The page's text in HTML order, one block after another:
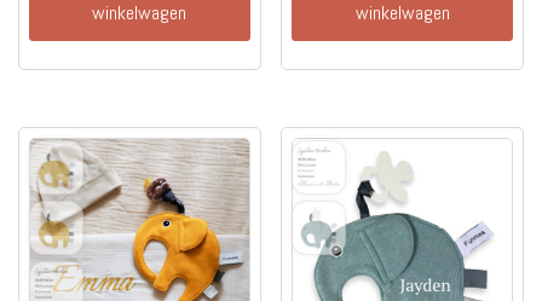
winkelwagen
winkelwagen